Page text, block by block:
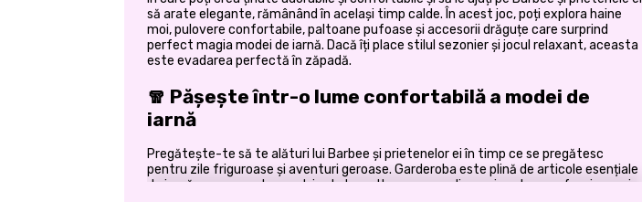
să arate elegante, rămânând în același timp calde. În acest joc, poți explora haine
moi, pulovere confortabile, paltoane pufoase și accesorii drăguțe care surprind
perfect magia modei de iarnă. Dacă îți place stilul sezonier și jocul relaxant, aceasta
este evadarea perfectă în zăpadă.
🧣 Pășește într-o lume confortabilă a modei de
iarnă
Pregătește-te să te alături lui Barbee și prietenelor ei în timp ce se pregătesc
pentru zile friguroase și aventuri geroase. Garderoba este plină de articole esențiale
de iarnă, precum pulovere tricotate, paltoane supradimensionate, eșarfe, cizme și